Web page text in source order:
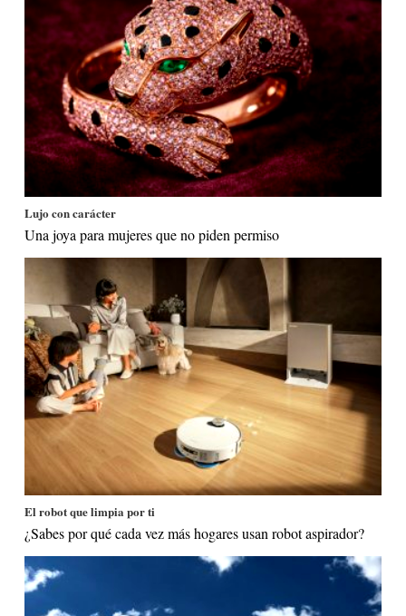
Lujo con carácter
Una joya para mujeres que no piden permiso
El robot que limpia por ti
¿Sabes por qué cada vez más hogares usan robot aspirador?